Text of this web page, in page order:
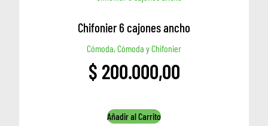
Chifonier 6 cajones ancho
Cómoda, Cómoda y Chifonier
$ 200.000,00
Añadir al Carrito